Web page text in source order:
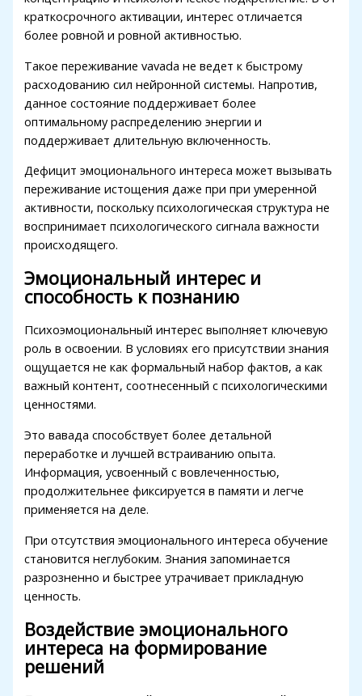
Hacklink panel
Hacklink panel
Hacklink panel
Hacklink panel
Hacklink panel
Hacklink
Hacklink panel
Hacklink panel
Hacklink panel
Hacklink panel
Hacklink panel
Hacklink panel
Hacklink panel
Hacklink panel
Hacklink panel
Hacklink Panel
Hacklink panel
Hacklink satın al
Hacklink
Hacklink Panel
краткосрочного активации, интерес отличается
более ровной и ровной активностью.
Такое переживание vavada не ведет к быстрому
расходованию сил нейронной системы. Напротив,
данное состояние поддерживает более
оптимальному распределению энергии и
поддерживает длительную включенность.
Дефицит эмоционального интереса может вызывать
переживание истощения даже при при умеренной
активности, поскольку психологическая структура не
воспринимает психологического сигнала важности
происходящего.
Эмоциональный интерес и
способность к познанию
Психоэмоциональный интерес выполняет ключевую
роль в освоении. В условиях его присутствии знания
ощущается не как формальный набор фактов, а как
важный контент, соотнесенный с психологическими
ценностями.
Это вавада способствует более детальной
переработке и лучшей встраиванию опыта.
Информация, усвоенный с вовлеченностью,
продолжительнее фиксируется в памяти и легче
применяется на деле.
При отсутствия эмоционального интереса обучение
становится неглубоким. Знания запоминается
разрозненно и быстрее утрачивает прикладную
ценность.
Воздействие эмоционального
интереса на формирование
решений